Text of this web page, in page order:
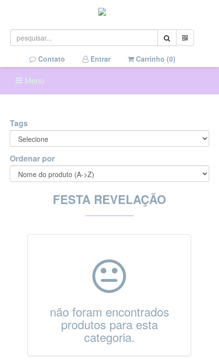
Contato Entrar Carrinho (0)
Menu
Tags
Ordenar por
FESTA REVELAÇÃO
não foram encontrados
produtos para esta
categoria.